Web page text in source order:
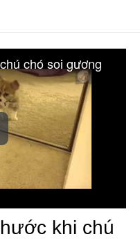
chó soi gương
khi chú